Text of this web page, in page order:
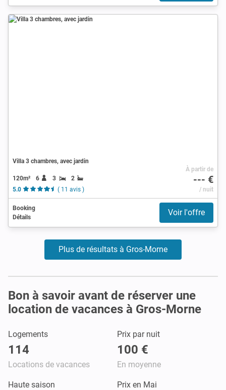
Villa 3 chambres, avec jardin
120m² 6 3
2
5.0
( 11 avis )
À partir de
--- €
/ nuit
Booking
Détails
Voir l'offre
Plus de résultats à Gros-Morne
Bon à savoir avant de réserver une
location de vacances à Gros-Morne
Logements
114
Locations de vacances
Prix par nuit
100 €
En moyenne
Haute saison Prix en Mai